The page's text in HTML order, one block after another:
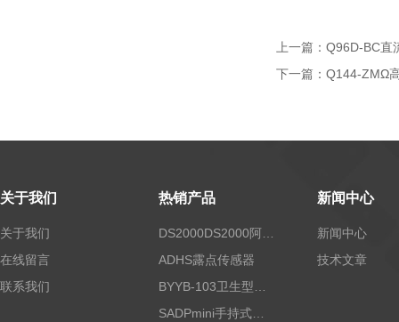
上一篇： Q96D-BC直
下一篇： Q144-ZMΩ
关于我们
关于我们
在线留言
联系我们
热销产品
ADHS露点传感器
新闻中心
新闻中心
技术文章